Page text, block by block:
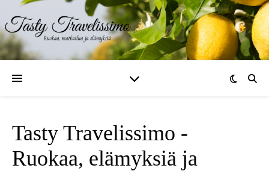
Tasty Travelissimo -
Ruokaa, elämyksiä ja